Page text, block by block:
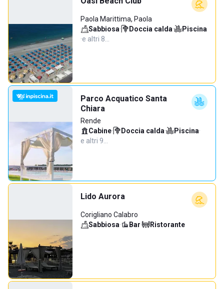
Paola Marittima, Paola
Sabbiosa· Doccia calda·
Piscina
·e altri 8…
Parco Acquatico Santa
Chiara
Rende
Cabine· Doccia calda· Piscina·
e altri 9…
Lido Aurora
Corigliano Calabro
Sabbiosa· Bar· Ristorante